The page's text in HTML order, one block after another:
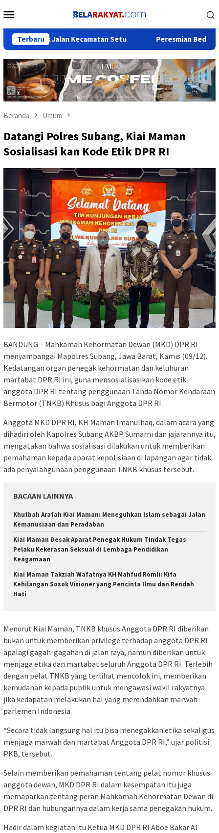
ke
Mobile
Terbaru
Jalan Kecamatan Setu Peresmian Bedah Rumah
Beranda Umum
Datangi Polres Subang, Kiai Maman
Sosialisasi kan Kode Etik DPR RI
BANDUNG – Mahkamah Kehormatan Dewan (MKD) DPR RI
menyambangai Mapolres Subang, Jawa Barat, Kamis (09/12).
Kedatangan organ penegak kehormatan dan keluhuran
martabat DPR RI ini, guna mensosialisasikan kode etik
anggota DPR RI tentang penggunaan Tanda Nomor Kendaraan
Bermotor (TNKB) Khusus bagi Anggota DPR RI.
Anggota MKD DPR RI, KH Maman Imanulhaq, dalam acara yang
dihadiri oleh Kapolres Subang AKBP Sumarni dan jajarannya itu,
mengatakan bahwa sosialisasi dilakukan untuk memberikan
pemahaman kepada aparat kepolisiaan di lapangan agar tidak
ada penyalahgunaan penggunaan TNKB khusus tersebut.
BACAAN LAINNYA
Khutbah Arafah Kiai Maman: Meneguhkan Islam sebagai Jalan
Kemanusiaan dan Peradaban
Kiai Maman Desak Aparat Penegak Hukum Tindak Tegas
Pelaku Kekerasan Seksual di Lembaga Pendidikan
Keagamaan
Kiai Maman Takziah Wafatnya KH Mahfud Romli: Kita
Kehilangan Sosok Visioner yang Pencinta Ilmu dan Rendah
Hati
Menurut Kiai Maman, TNKB khusus Anggota DPR RI diberikan
bukan untuk memberikan privilege terhadap anggota DPR RI
apalagi gagah-gagahan di jalan raya, namun diberikan untuk
menjaga etika dan martabat seluruh Anggota DPR RI. Terlebih
dengan pelat TNKB yang terlihat mencolok ini, memberikan
kemudahan kepada publik untuk mengawasi wakil rakyatnya
jika kedapatan melakukan hal yang merendahkan marwah
parlemen Indonesia.
“Secara tidak langsung hal itu bisa menegakkan etika sekaligus
menjaga marwah dan martabat Anggota DPR RI,” ujar politisi
PKB, tersebut.
Selain memberikan pemahaman tentang pelat nomor khusus
anggota dewan, MKD DPR RI dalam kesempatan itu juga
memaparkan tentang peran Mahkamah Kehormatan Dewan di
DPR RI dan hubungannya dalam kerja sama penegakan hukum.
Hadir dalam kegiatan itu Ketua MKD DPR RI Aboe Bakar Al